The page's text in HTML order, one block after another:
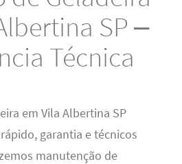
SP –
Técnica
em Vila Albertina SP
garantia e técnicos
manutenção de